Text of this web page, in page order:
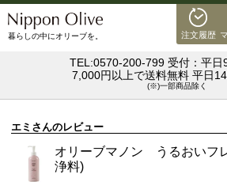
注文履歴
暮らしの中にオリーブを。
TEL:0570-200-799 受付：平日
7,000円以上で送料無料 平日
(※)一部商品除く
エミさんのレビュー
オリーブマノン うるおいフ
浄料)